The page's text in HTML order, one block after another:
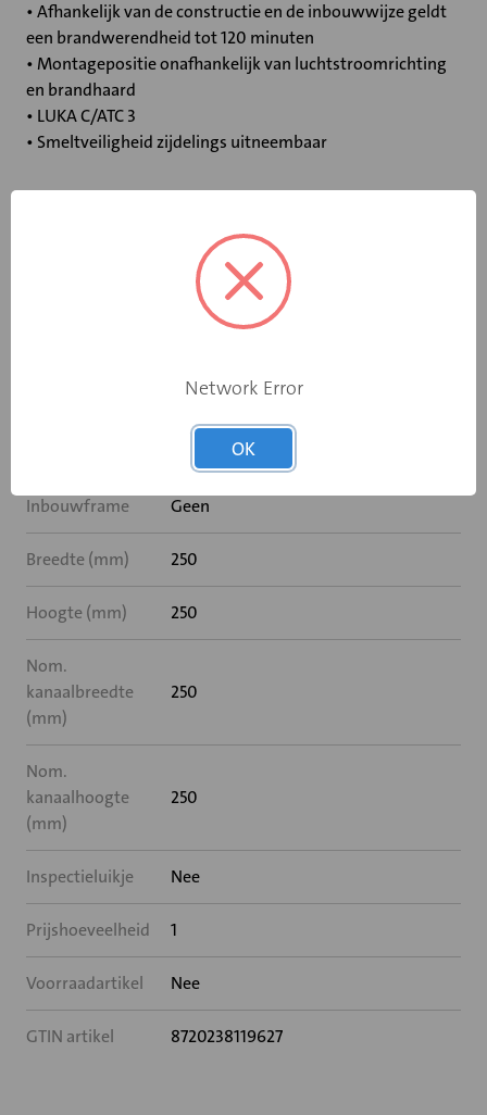
• Afhankelijk van de constructie en de inbouwwijze geldt
een brandwerendheid tot 120 minuten
• Montagepositie onafhankelijk van luchtstroomrichting
en brandhaard
• LUKA C/ATC 3
• Smeltveiligheid zijdelings uitneembaar
Elektromotor 230 V
Inbouwframe Geen
Breedte (mm) 250
Hoogte (mm) 250
Nom.
kanaalbreedte
(mm)
250
Nom.
kanaalhoogte
(mm)
250
Inspectieluikje Nee
Prijshoeveelheid 1
Voorraadartikel Nee
GTIN artikel 8720238119627
Network Error
OK